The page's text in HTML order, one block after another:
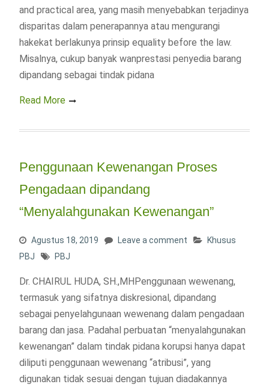
and practical area, yang masih menyebabkan terjadinya
disparitas dalam penerapannya atau mengurangi
hakekat berlakunya prinsip equality before the law.
Misalnya, cukup banyak wanprestasi penyedia barang
dipandang sebagai tindak pidana
Read More
Penggunaan Kewenangan Proses
Pengadaan dipandang
“Menyalahgunakan Kewenangan”
Agustus 18, 2019 Leave a comment
Khusus
PBJ
PBJ
Dr. CHAIRUL HUDA, SH.,MHPenggunaan wewenang,
termasuk yang sifatnya diskresional, dipandang
sebagai penyelahgunaan wewenang dalam pengadaan
barang dan jasa. Padahal perbuatan “menyalahgunakan
kewenangan” dalam tindak pidana korupsi hanya dapat
diliputi penggunaan wewenang “atribusi”, yang
digunakan tidak sesuai dengan tujuan diadakannya